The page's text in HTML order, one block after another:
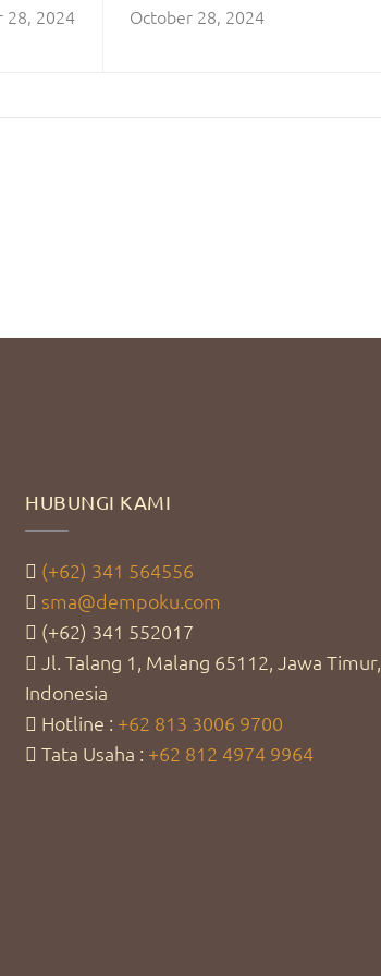
28, 2024
Masa Depan
October 28, 2024
HUBUNGI KAMI
(+62) 341 564556
sma@dempoku.com
(+62) 341 552017
Jl. Talang 1, Malang 65112, Jawa Timur,
Indonesia
Hotline : +62 813 3006 9700
Tata Usaha : +62 812 4974 9964